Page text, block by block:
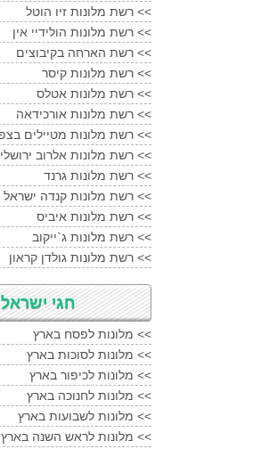
רשת מלונות זיו הוטל <<
רשת מלונות הולידיי אין <<
רשת הארחה בקיבוצים <<
רשת מלונות קיסר <<
רשת מלונות אטלס <<
רשת מלונות אורכידאה <<
רשת מלונות מטיילים בצפון <<
רשת מלונות אלרוב ירושלים <<
רשת מלונות גרנד <<
רשת מלונות קנדה ישראל <<
רשת מלונות איביס <<
רשת מלונות ג`ייקוב <<
רשת מלונות גולדן קראון <<
חגי ישראל
מלונות לפסח בארץ <<
מלונות לסוכות בארץ <<
מלונות לכיפור בארץ <<
מלונות לחנוכה בארץ <<
מלונות לשבועות בארץ <<
מלונות לראש השנה בארץ <<